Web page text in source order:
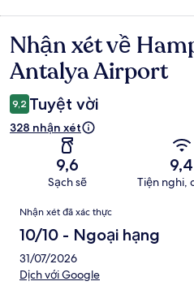
Nhận
xét
Nhận xét về
Antalya Airport
9,2 Tuyệt vời
328 nhận xét
9,6
Sạch sẽ
9,4
Tiện nghi,
Nhận
xét
Nhận xét đã xác thực
10/10 - Ngoại hạng
31/07/2026
Dịch với Google